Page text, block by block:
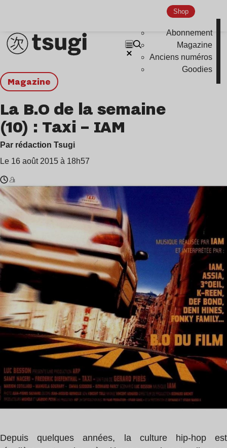
Shop
Abonnement
Magazine
Anciens numéros
Goodies
magazine
La B.O de la semaine
(10) : Taxi – IAM
Par rédaction Tsugi
Le 16 août 2015 à 18h57
Temps
de
lecture
:
1
min
IAM
Depuis quelques années, la culture hip-hop est